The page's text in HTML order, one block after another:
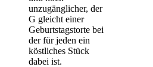
unzugänglicher, der
G gleicht einer
Geburtstagstorte bei
der für jeden ein
köstliches Stück
dabei ist.